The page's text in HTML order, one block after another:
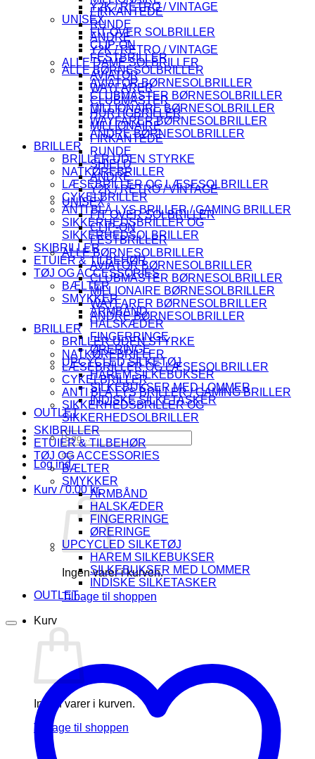
Y2K / RETRO / VINTAGE
UNISEX
FIT OVER SOLBRILLER
CLIP-ON
FESTBRILLER
ALLE BØRNESOLBRILLER
AVIATOR BØRNESOLBRILLER
CLUBMASTER BØRNESOLBRILLER
MILLIONAIRE BØRNESOLBRILLER
WAYFARER BØRNESOLBRILLER
ANDRE BØRNESOLBRILLER
BRILLER
BRILLER UDEN STYRKE
NATKØREBRILLER
LÆSEBRILLER OG LÆSESOLBRILLER
CYKELBRILLER
ANTI BLÅ LYS BRILLER / GAMING BRILLER
SIKKERHEDSBRILLER OG
SIKKERHEDSOLBRILLER
SKIBRILLER
ETUIER & TILBEHØR
TØJ OG ACCESSORIES
BÆLTER
SMYKKER
ARMBÅND
HALSKÆDER
FINGERRINGE
ØRERINGE
UPCYCLED SILKETØJ
HAREM SILKEBUKSER
SILKEBUKSER MED LOMMER
INDISKE SILKETASKER
OUTLET
Søg
efter:
Log ind
Kurv /0.00kr.
Ingen varer i kurven.
Tilbage til shoppen
Kurv
Ingen varer i kurven.
Tilbage til shoppen
FIRKANTEDE
RUNDE
ANDRE
Y2K / RETRO / VINTAGE
ALLE DAME SOLBRILLER
AVIATOR
WAYFARER
CLUBMASTER
HURTIGBRILLER
MILLIONAIRE
FIRKANTEDE
RUNDE
SHIELD
ANDRE
Y2K / RETRO / VINTAGE
UNISEX
FIT OVER SOLBRILLER
CLIP-ON
FESTBRILLER
ALLE BØRNESOLBRILLER
AVIATOR BØRNESOLBRILLER
CLUBMASTER BØRNESOLBRILLER
MILLIONAIRE BØRNESOLBRILLER
WAYFARER BØRNESOLBRILLER
ANDRE BØRNESOLBRILLER
BRILLER
BRILLER UDEN STYRKE
NATKØREBRILLER
LÆSEBRILLER OG LÆSESOLBRILLER
CYKELBRILLER
ANTI BLÅ LYS BRILLER / GAMING BRILLER
SIKKERHEDSBRILLER OG
SIKKERHEDSOLBRILLER
SKIBRILLER
ETUIER & TILBEHØR
TØJ OG ACCESSORIES
BÆLTER
SMYKKER
ARMBÅND
HALSKÆDER
FINGERRINGE
ØRERINGE
UPCYCLED SILKETØJ
HAREM SILKEBUKSER
SILKEBUKSER MED LOMMER
INDISKE SILKETASKER
OUTLET